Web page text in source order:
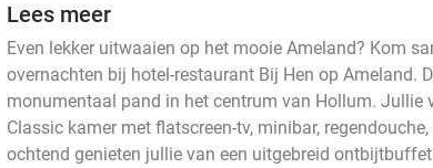
Lees meer
Even lekker uitwaaien op het mooie Ameland? Kom
overnachten bij hotel-restaurant Bij Hen op Ameland.
monumentaal pand in het centrum van Hollum. Jullie
Classic kamer met flatscreen-tv, minibar,
ochtend genieten jullie van een uitgebreid